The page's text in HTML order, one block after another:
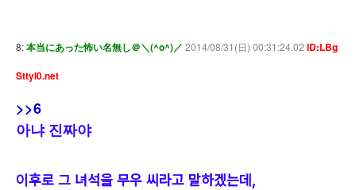
8:本当にあった怖い名無し＠＼(^o^)／ 2014/08/31(日) 00:31:24.02 ID:LBg
SttyI0.net
>>6
아냐 진짜야
이후로 그 녀석을 무우 씨라고 말하겠는데,